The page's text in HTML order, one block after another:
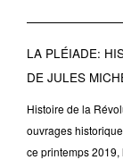
LA PLÉIADE:
DE JULES
Histoire de la
ouvrages
ce printemps